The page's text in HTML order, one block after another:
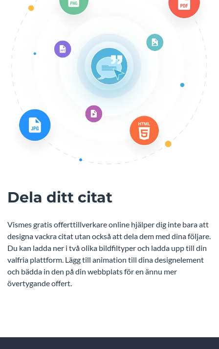
Dela ditt citat
Vismes gratis offerttillverkare online hjälper dig inte bara att
designa vackra citat utan också att dela dem med dina följare.
Du kan ladda ner i två olika bildfiltyper och ladda upp till din
valfria plattform. Lägg till animation till dina designelement
och bädda in den på din webbplats för en ännu mer
övertygande offert.